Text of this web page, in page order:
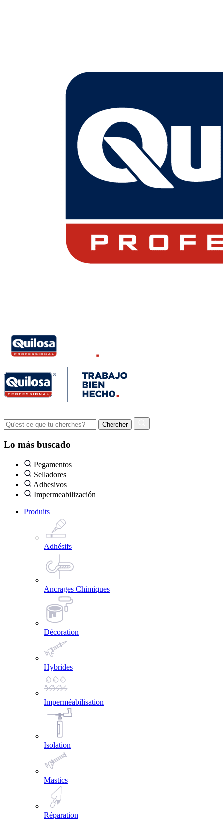
Lo más buscado
Pegamentos
Selladores
Adhesivos
Impermeabilización
Produits
Adhésifs
Ancrages Chimiques
Décoration
Hybrides
Imperméabilisation
Isolation
Mastics
Réparation